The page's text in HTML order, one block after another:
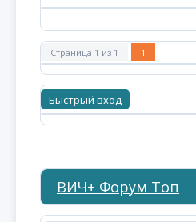
Страница 1 из 1 1
ВИЧ+ Форум Топ